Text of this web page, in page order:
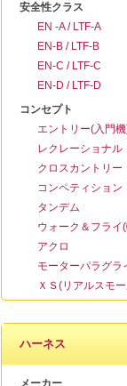
安全性クラス
EN -A / LTF-A
EN-B / LTF-B
EN-C / LTF-C
EN-D / LTF-D
コンセプト
エントリー(入門
レクレーショナル
クロスカントリー
コンペティション
タンデム
ウォーク＆フライ
アクロ
モーターパラグラ
ＸＳ(リアルスモ
ハーネス
メーカー